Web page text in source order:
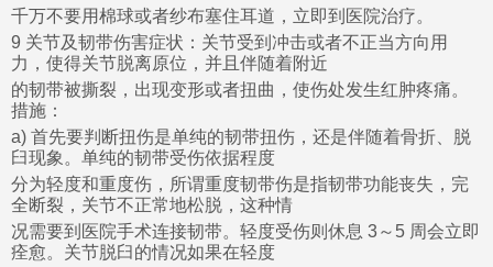
千万不要用棉球或者纱布塞住耳道，立即到医院治疗。
9 关节及韧带伤害症状：关节受到冲击或者不正当方向用
力，使得关节脱离原位，并且伴随着附近
的韧带被撕裂，出现变形或者扭曲，使伤处发生红肿疼痛。
措施：
a) 首先要判断扭伤是单纯的韧带扭伤，还是伴随着骨折、脱
臼现象。单纯的韧带受伤依据程度
分为轻度和重度伤，所谓重度韧带伤是指韧带功能丧失，完
全断裂，关节不正常地松脱，这种情
况需要到医院手术连接韧带。轻度受伤则休息 3～5 周会立即
痊愈。关节脱臼的情况如果在轻度